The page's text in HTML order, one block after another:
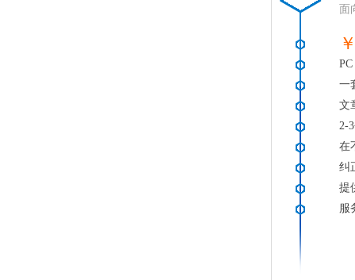
面
一
文
2-
在
纠
提
服